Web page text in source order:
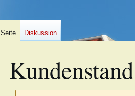
Kundenstand
Seite Diskussion